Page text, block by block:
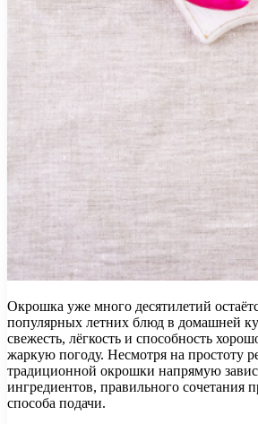
Окрошка уже много десятилетий
популярных летних блюд в домашней
свежесть, лёгкость и способность
жаркую погоду. Несмотря на простоту
традиционной окрошки напрямую
ингредиентов, правильного сочетания
способа подачи.